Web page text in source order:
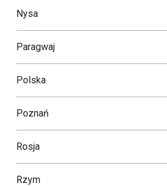
Nysa
Paragwaj
Polska
Poznań
Rosja
Rzym